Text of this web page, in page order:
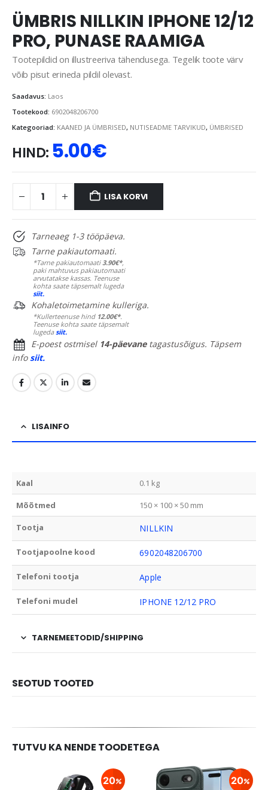
ÜMBRIS NILLKIN IPHONE 12/12
PRO, PUNASE RAAMIGA
Tootepildid on illustreeriva tähendusega. Tegelik toote värv
võib pisut erineda pildil olevast.
Saadavus: Laos
Tootekood: 6902048206700
Kategooriad: KAANED JA ÜMBRISED, NUTISEADME TARVIKUD, ÜMBRISED
HIND: 5.00€
LISA KORVI
Tarneaeg 1-3 tööpäeva.
Tarne pakiautomaati.
*Tarne pakiautomaati 3.90€*,
paki mahtuvus pakiautomaati
arvutatakse kassas. Teenuse
kohta saate täpsemalt lugeda
siit.
Kohaletoimetamine kulleriga.
*Kullerteenuse hind 12.00€*.
Teenuse kohta saate täpsemalt
lugedasiit.
E-poest ostmisel 14-päevanetagastusõigus. Täpsem
infosiit.
LISAINFO
Kaal 0.1 kg
Mõõtmed 150 × 100 × 50 mm
Tootja NILLKIN
Tootjapoolne kood 6902048206700
Telefoni tootja Apple
Telefoni mudel IPHONE 12/12 PRO
TARNEMEETODID/SHIPPING
SEOTUD TOOTED
TUTVU KA NENDE TOODETEGA
20 20